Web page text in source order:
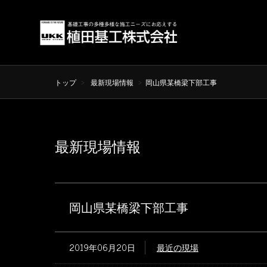
トップ 最新現場情報 岡山県某橋梁下部工事
最新現場情報
岡山県某橋梁下部工事
2019年06月20日 最近の現場